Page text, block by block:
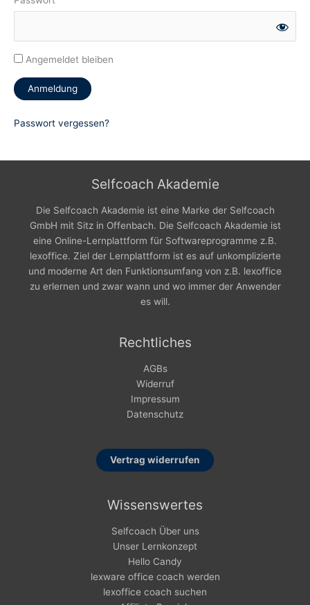
Angemeldet bleiben
Passwort vergessen?
Selfcoach Akademie
Die Selfcoach Akademie ist eine Marke der Selfcoach
GmbH mit Sitz in Offenbach. Die Selfcoach Akademie ist
eine Online-Lernplattform für Softwareprogramme z.B.
lexoffice. Ziel der Lernplattform ist es auf unkomplizierte
und moderne Art den Funktionsumfang von z.B. lexoffice
zu erlernen und zwar wann und wo immer der Anwender
es will.
Rechtliches
AGBs
Widerruf
Impressum
Datenschutz
Vertrag widerrufen
Wissenswertes
Selfcoach Über uns
Unser Lernkonzept
Hello Candy
lexware office coach werden
lexoffice coach suchen